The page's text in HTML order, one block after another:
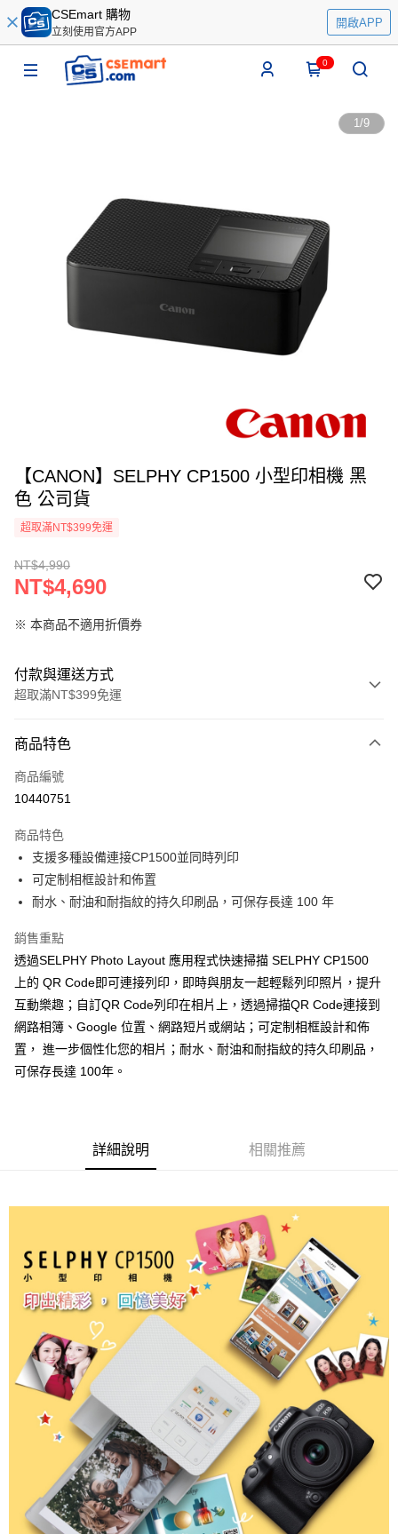
CSEmart 購物
立刻使用官方APP
開啟APP
0
1/9
【CANON】SELPHY CP1500 小型印相機 黑
色 公司貨
超取滿NT$399免運
NT$4,990
NT$4,690
※ 本商品不適用折價券
付款與運送方式
超取滿NT$399免運
信用卡一次付款
信用卡分期付款
合作金庫商業銀行
華南商業銀行
彰化商業銀行
上海商業儲蓄銀行
國泰世華商業銀行
兆豐國際商業銀行
匯豐（台灣）商業銀行
聯邦商業銀行
遠東國際商業銀行
元大商業銀行
永豐商業銀行
玉山商業銀行
台新國際商業銀行
中國信託商業銀行
台灣樂天信用卡公司
6 期 0 利率 每期
華南商業銀行
上海商業儲蓄銀行
台北富邦商業銀行
臺灣中小企業銀行
匯豐（台灣）商業銀行
華泰商業銀行
聯邦商業銀行
遠東國際商業銀行
元大商業銀行
永豐商業銀行
玉山商業銀行
星展（台灣）商業銀行
台新國際商業銀行
台灣樂天信用卡公司
12 期 0 利率 每期
合作金庫商業銀行
第一商業銀行
上海商業儲蓄銀行
兆豐國際商業銀行
臺灣中小企業銀行
台中商業銀行
匯豐（台灣）商業銀行
華泰商業銀行
聯邦商業銀行
遠東國際商業銀行
元大商業銀行
永豐商業銀行
玉山商業銀行
星展（台灣）商業銀行
台新國際商業銀行
超商取貨付款
LINE Pay
Apple Pay
街口支付
悠遊付
Google Pay
【關於「AFTEE先享後付」】
AFTEE先享後付是「在收到商品之後才付款」的支付方式。 讓您購物簡單
１．簡單：不需註冊會員、不需綁卡、不需儲值。
２．便利：只要手機號碼，簡訊認證，即可結帳。
３．安心：先確認商品／服務後，再付款。
【「AFTEE先享後付」結帳流程】
１．於結帳方式選擇「AFTEE先享後付」後，將跳轉至「AFTEE先享後付」
結帳頁面，進行簡訊認證並確認金額後，即可完成結帳。
２．訂單成立數日內，您將收到繳費通知簡訊。
３．收到繳費通知簡訊後14天內，點擊此簡訊中的連結，可透過四大超商／
ATM／網路銀行／等多元方式進行付款，方視為交易完成。
※ 請注意：結帳手續完成當下不需立刻繳費，但若您需要取消訂單，請聯絡
購買商品的店家。未經商家同意取消之訂單仍視為有效，需透過AFTEE先享
後付繳納相關費用。
※ 交易是否成功請以「AFTEE先享後付 」之結帳頁面顯示為準，若有關於
是否繳費成功／繳費後需取消欲退款等相關疑問，請聯繫「AFTEE先享後付
客戶支援中心」https://netprotections.freshdesk.com/support/home
【注意事項】
運送方式
全家取貨付款
每筆NT$60，滿NT$399(含以上)免運費
萊爾富取貨付款
每筆NT$60，滿NT$399(含以上)免運費
7-11取貨付款
每筆NT$60，滿NT$399(含以上)免運費
每筆NT$75，滿NT$399(含以上)免運費
付款後門市自取
商品特色
商品編號
10440751
商品特色
支援多種設備連接CP1500並同時列印
可定制相框設計和佈置
耐水、耐油和耐指紋的持久印刷品，可保存長達 100 年
銷售重點
透過SELPHY Photo Layout 應用程式快速掃描 SELPHY CP1500
上的 QR Code即可連接列印，即時與朋友一起輕鬆列印照片，提升
互動樂趣；自訂QR Code列印在相片上，透過掃描QR Code連接到
網路相簿、Google 位置、網路短片或網站；可定制相框設計和佈
置， 進一步個性化您的相片；耐水、耐油和耐指紋的持久印刷品，
可保存長達 100年。
詳細說明 相關推薦